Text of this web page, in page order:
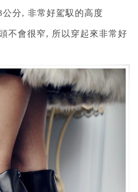
分, 非常好駕馭的高度
不會很窄, 所以穿起來非常好